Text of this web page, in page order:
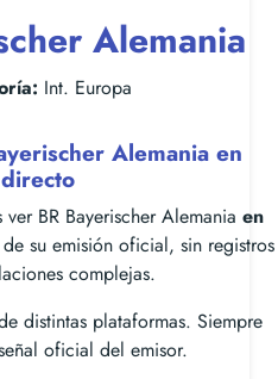
Alemania
Int. Europa
Alemania en
directo
ver BR Bayerischer Alemania en
su emisión oficial, sin registros
complejas.
distintas plataformas. Siempre
oficial del emisor.